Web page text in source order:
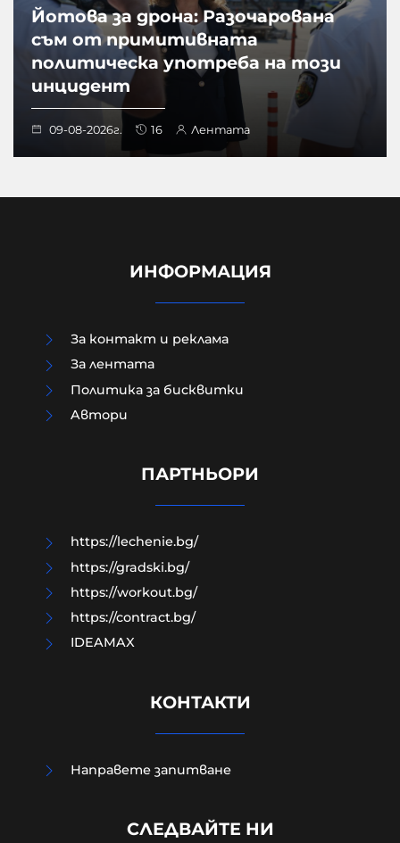
Йотова за дрона: Разочарована
съм от примитивната
политическа употреба на този
инцидент
09-08-2026г. 16 Лентата
"Сънди Таймс": Ударите на
окажат в полза на Путин
неолиберален фашизъм, а после и
ИНФОРМАЦИЯ
За контакт и реклама
За лентата
Политика за бисквитки
Aвтори
ПАРТНЬОРИ
https://lechenie.bg/
https://gradski.bg/
https://workout.bg/
https://contract.bg/
IDEAMAX
КОНТАКТИ
Направете запитване
СЛЕДВАЙТЕ НИ